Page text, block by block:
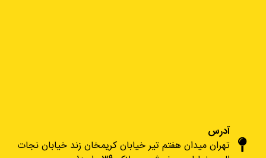
آدرس
تهران میدان هفتم تیر خیابان کریمخان زند خیابان نجات